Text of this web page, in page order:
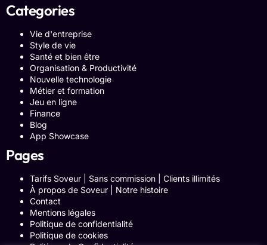
Categories
Vie d'entreprise
Style de vie
Santé et bien être
Organisation & Productivité
Nouvelle technologie
Métier et formation
Jeu en ligne
Finance
Blog
App Showcase
Pages
Tarifs Soveur | Sans commission | Clients illimités
À propos de Soveur | Notre histoire
Contact
Mentions légales
Politique de confidentialité
Politique de cookies